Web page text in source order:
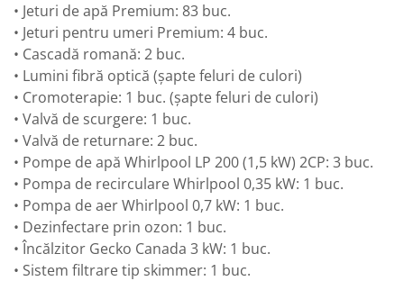
• Jeturi de apă Premium: 83 buc.
• Jeturi pentru umeri Premium: 4 buc.
• Cascadă romană: 2 buc.
• Lumini fibră optică (șapte feluri de culori)
• Cromoterapie: 1 buc. (șapte feluri de culori)
• Valvă de scurgere: 1 buc.
• Valvă de returnare: 2 buc.
• Pompe de apă Whirlpool LP 200 (1,5 kW) 2CP: 3 buc.
• Pompa de recirculare Whirlpool 0,35 kW: 1 buc.
• Pompa de aer Whirlpool 0,7 kW: 1 buc.
• Dezinfectare prin ozon: 1 buc.
• Încălzitor Gecko Canada 3 kW: 1 buc.
• Sistem filtrare tip skimmer: 1 buc.